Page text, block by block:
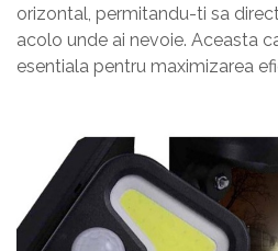
orizontal, permitandu-ti sa
acolo unde ai nevoie. Aceasta
esentiala pentru maximizarea